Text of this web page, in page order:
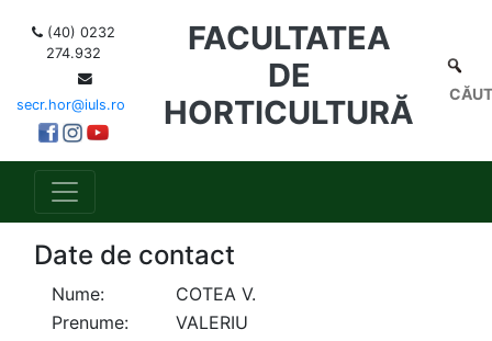
(40) 0232
274.932
secr.hor@iuls.ro
FACULTATEA
DE
HORTICULTURĂ
Date de contact
Nume:
COTEA V.
Prenume:
VALERIU